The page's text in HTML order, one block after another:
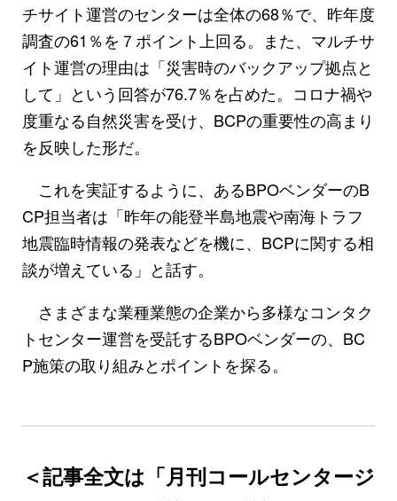
チサイト運営のセンターは全体の68％で、昨年度
調査の61％を７ポイント上回る。また、マルチサ
イト運営の理由は「災害時のバックアップ拠点と
して」という回答が76.7％を占めた。コロナ禍や
度重なる自然災害を受け、BCPの重要性の高まり
を反映した形だ。
これを実証するように、あるBPOベンダーのB
CP担当者は「昨年の能登半島地震や南海トラフ
地震臨時情報の発表などを機に、BCPに関する相
談が増えている」と話す。
さまざまな業種業態の企業から多様なコンタク
トセンター運営を受託するBPOベンダーの、BC
P施策の取り組みとポイントを探る。
＜記事全文は「月刊コールセンタージ